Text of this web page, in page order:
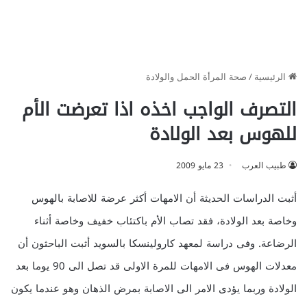
الرئيسية/صحة المرأة الحمل والولادة
التصرف الواجب اخذه اذا تعرضت الأم
للهوس بعد الولادة
طبيب العرب 23 مايو 2009
أثبت الدراسات الحديثة أن الامهات أكثر عرضة للاصابة بالهوس
وخاصة بعد الولادة، فقد تصاب الأم باكتئاب خفيف وخاصة أثناء
الرضاعة. وفى دراسة لمعهد كارولينسكا بالسويد أثبت الباحثون أن
معدلات الهوس فى الامهات للمرة الاولى قد تصل الى 90 يوما بعد
الولادة وربما يؤدى الامر الى الاصابة بمرض الذهان وهو عندما يكون